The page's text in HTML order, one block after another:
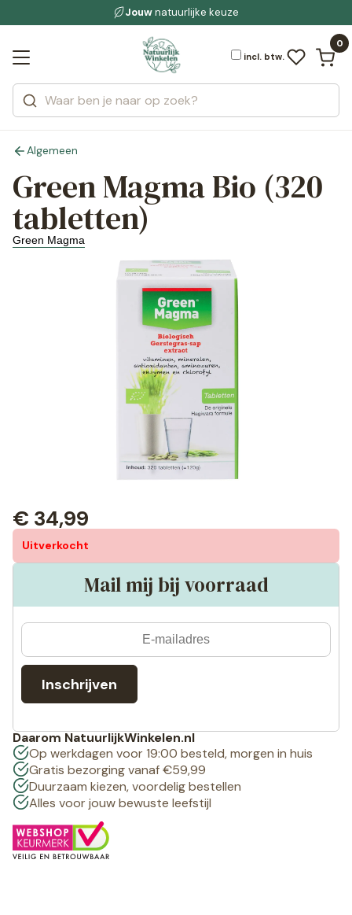
bewuste leefstijl
voor 19:00 uur besteld
Gratis bezorging
Jouwnatuurlijke keuze
incl. btw.
0
Zoeken
Categorieën
Merken
Bekijk alle resultaten
Algemeen
Green Magma Bio (320
tabletten)
Green Magma
Uitverkocht
€ 34,99
Mail mij bij voorraad
Inschrijven
Daarom NatuurlijkWinkelen.nl
Op werkdagen voor 19:00 besteld, morgen in huis
Gratis bezorging vanaf €59,99
Duurzaam kiezen, voordelig bestellen
Alles voor jouw bewuste leefstijl